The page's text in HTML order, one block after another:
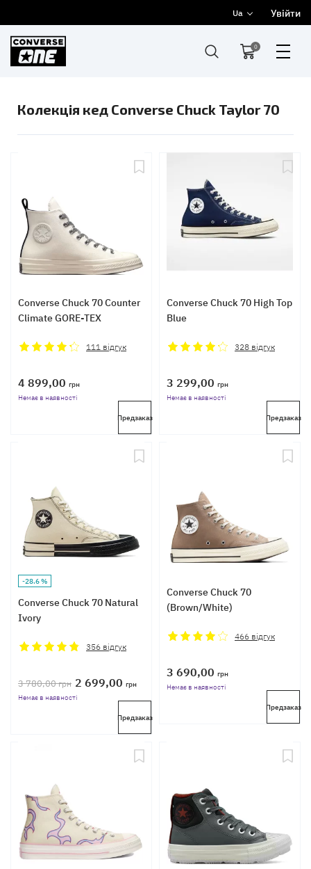
Ua Увійти
0
Колекція кед Converse Chuck Taylor 70
Converse Chuck 70 Counter
Climate GORE-TEX
111 відгук
4 899,00 грн
Немає в наявності
Предзаказ
Converse Chuck 70 High Top
Blue
328 відгук
3 299,00 грн
Немає в наявності
Предзаказ
-28.6 %
Converse Chuck 70 Natural
Ivory
356 відгук
3 780,00грн 2 699,00 грн
Немає в наявності
Предзаказ
Converse Chuck 70
(Brown/White)
466 відгук
3 690,00 грн
Немає в наявності
Предзаказ